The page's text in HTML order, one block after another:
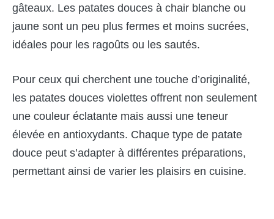
gâteaux. Les patates douces à chair blanche ou
jaune sont un peu plus fermes et moins sucrées,
idéales pour les ragoûts ou les sautés.
Pour ceux qui cherchent une touche d’originalité,
les patates douces violettes offrent non seulement
une couleur éclatante mais aussi une teneur
élevée en antioxydants. Chaque type de patate
douce peut s’adapter à différentes préparations,
permettant ainsi de varier les plaisirs en cuisine.